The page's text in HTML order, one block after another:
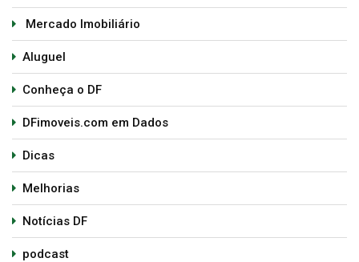
Mercado Imobiliário
Aluguel
Conheça o DF
DFimoveis.com em Dados
Dicas
Melhorias
Notícias DF
podcast